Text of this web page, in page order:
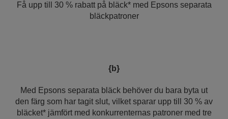
Få upp till 30 % rabatt på bläck* med Epsons separata
bläckpatroner
{b}
Med Epsons separata bläck behöver du bara byta ut
den färg som har tagit slut, vilket sparar upp till 30 % av
bläcket* jämfört med konkurrenternas patroner med tre